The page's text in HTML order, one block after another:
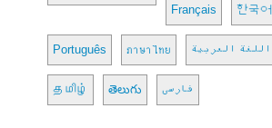
Français 한국어
Português ภาษาไทย اللغة العربية
தமிழ் తెలుగు فارسی